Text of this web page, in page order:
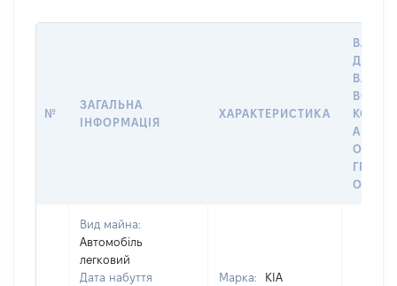
№
ЗАГАЛЬНА
ІНФОРМАЦІЯ
ХАРАКТЕРИСТИКА
ДАТУ
АБО
Вид майна:
Автомобіль
легковий
Дата набуття
Марка:
KIA